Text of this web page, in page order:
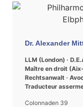
Dr. Alexander
LLM (London) ·
Maître en droit
Rechtsanwalt ·
Traducteur
Colonnaden 39